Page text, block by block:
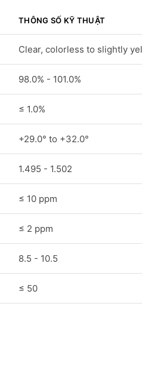
THÔNG SỐ KỸ THUẬT
Clear, colorless to slightly
98.0% - 101.0%
≤ 1.0%
+29.0° to +32.0°
1.495 - 1.502
≤ 10 ppm
≤ 2 ppm
8.5 - 10.5
≤ 50